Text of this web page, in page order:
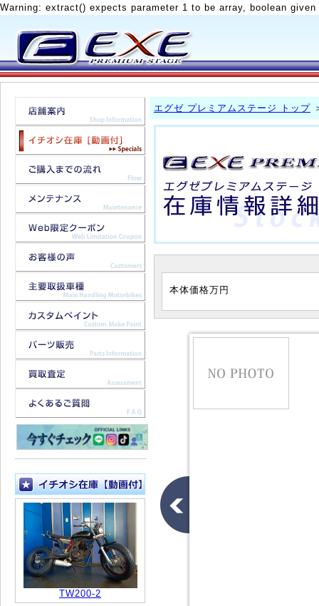
Warning: extract() expects parameter 1 to be array, boolean
TW200-2
エグゼ プレミアムステージ トップ
本体価格万円